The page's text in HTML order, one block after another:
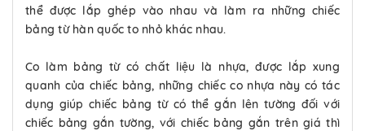
thể được lắp ghép vào nhau và làm ra những chiếc
bảng từ hàn quốc to nhỏ khác nhau.
Co làm bảng từ có chất liệu là nhựa, được lắp xung
quanh của chiếc bảng, những chiếc co nhựa này có tác
dụng giúp chiếc bảng từ có thể gắn lên tường đối với
chiếc bảng gắn tường, với chiếc bảng gắn trên giá thì